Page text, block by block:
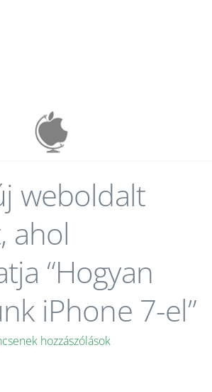
weboldalt
ahol
“Hogyan
iPhone 7-el”
hozzászólások